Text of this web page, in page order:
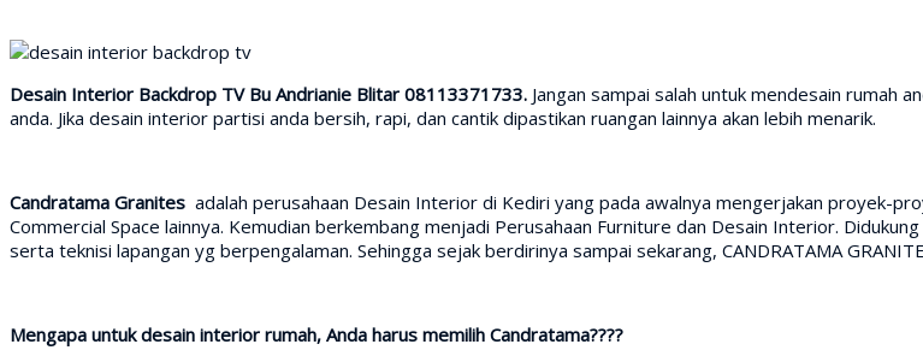
Desain Interior Backdrop TV Bu Andrianie Blitar 08113371733. Jangan sampai salah untuk mendesain rumah
anda. Jika desain interior partisi anda bersih, rapi, dan cantik dipastikan ruangan lainnya akan lebih menarik.
Candratama Granites adalah perusahaan Desain Interior di Kediri yang pada awalnya mengerjakan proyek-
Commercial Space lainnya. Kemudian berkembang menjadi Perusahaan Furniture dan Desain Interior.
serta teknisi lapangan yg berpengalaman. Sehingga sejak berdirinya sampai sekarang, CANDRATAMA
Mengapa untuk desain interior rumah, Anda harus memilih Candratama????